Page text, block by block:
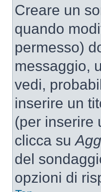
Creare un
quando
permesso)
messaggio,
vedi,
inserire un
(per inserire
clicca su
del
opzioni di